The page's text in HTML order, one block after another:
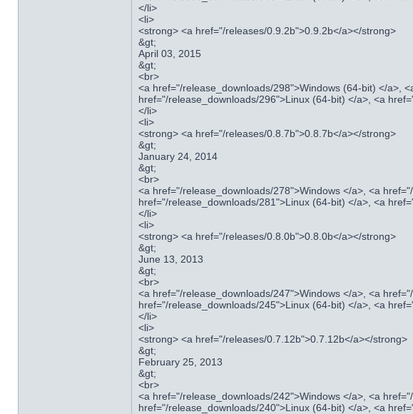
</li>
<li>
<strong> <a href="/releases/0.9.2b">0.9.2b</a></strong>
&gt;
April 03, 2015
&gt;
<br>
<a href="/release_downloads/298">Windows (64-bit) </a>,
href="/release_downloads/296">Linux (64-bit) </a>, <a
</li>
<li>
<strong> <a href="/releases/0.8.7b">0.8.7b</a></strong>
&gt;
January 24, 2014
&gt;
<br>
<a href="/release_downloads/278">Windows </a>, <a
href="/release_downloads/281">Linux (64-bit) </a>, <a
</li>
<li>
<strong> <a href="/releases/0.8.0b">0.8.0b</a></strong>
&gt;
June 13, 2013
&gt;
<br>
<a href="/release_downloads/247">Windows </a>, <a
href="/release_downloads/245">Linux (64-bit) </a>, <a
</li>
<li>
<strong> <a href="/releases/0.7.12b">0.7.12b</a></strong>
&gt;
February 25, 2013
&gt;
<br>
<a href="/release_downloads/242">Windows </a>, <a
href="/release_downloads/240">Linux (64-bit) </a>, <a